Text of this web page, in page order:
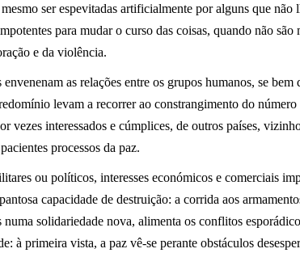
ser espevitadas artificialmente por alguns que não
para mudar o curso das coisas, quando não são
e da violência.
as relações entre os grupos humanos, se bem
levam a recorrer ao constrangimento do número
vezes interessados e cúmplices, de outros países,
processos da paz.
ou políticos, interesses económicos e comerciais
capacidade de destruição: a corrida aos
solidariedade nova, alimenta os conflitos
à primeira vista, a paz vê-se perante obstáculos